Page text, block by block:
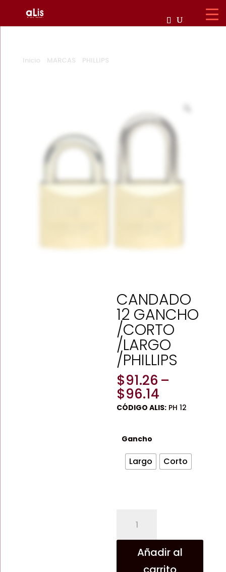
Inicio MARCAS PHILLIPS
CANDADO
12 GANCHO
/CORTO
/LARGO
/PHILLIPS
$91.26 –
$96.14
range:
CÓDIGO ALIS: PH 12
Gancho
Largo Corto
GANCHO
/CORTOAñadir al